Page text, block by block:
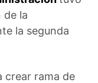
de la
la segunda
crear rama de